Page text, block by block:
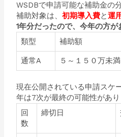
WSDBで申請可能な補助金の
補助対象は、初期導入費と運
1年分だったので、今年の方が
類型
補助額
通常A ５～１５０万未満
現在公開されている申請スケ
年は7次が最終の可能性があり
回
数
締切日